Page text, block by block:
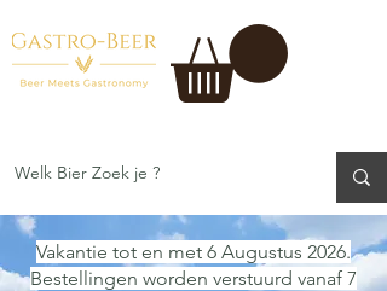
Vakantie tot en met 6 Augustus 2026.
Bestellingen worden verstuurd vanaf 7